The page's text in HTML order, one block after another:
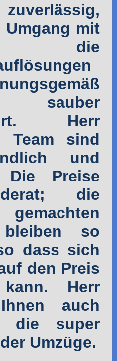
mit
die
Herr
Team sind
und
Die Preise
die
bleiben so
dass sich
den Preis
Herr
auch
die super
Umzüge.